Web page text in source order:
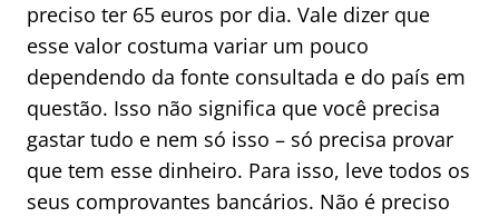
preciso ter 65 euros por dia. Vale dizer que
esse valor costuma variar um pouco
dependendo da fonte consultada e do país em
questão. Isso não significa que você precisa
gastar tudo e nem só isso – só precisa provar
que tem esse dinheiro. Para isso, leve todos os
seus comprovantes bancários. Não é preciso